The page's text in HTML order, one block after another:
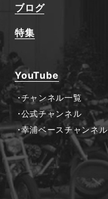
ブログ
特集
YouTube
チャンネル一覧
公式チャンネル
幸浦ベースチャンネル